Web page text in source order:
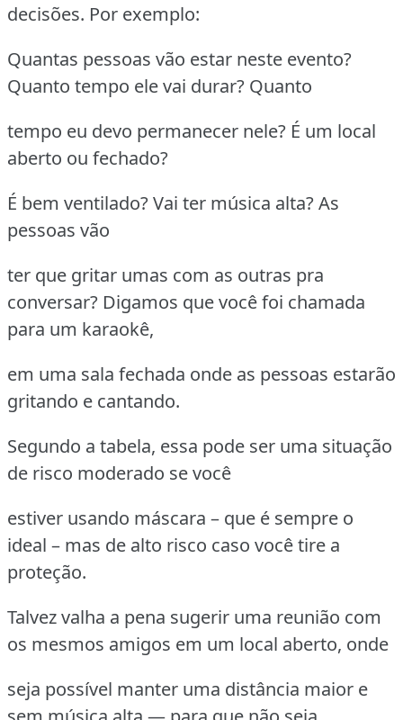
decisões. Por exemplo:
Quantas pessoas vão estar neste evento?
Quanto tempo ele vai durar? Quanto
tempo eu devo permanecer nele? É um local
aberto ou fechado?
É bem ventilado? Vai ter música alta? As
pessoas vão
ter que gritar umas com as outras pra
conversar? Digamos que você foi chamada
para um karaokê,
em uma sala fechada onde as pessoas estarão
gritando e cantando.
Segundo a tabela, essa pode ser uma situação
de risco moderado se você
estiver usando máscara – que é sempre o
ideal – mas de alto risco caso você tire a
proteção.
Talvez valha a pena sugerir uma reunião com
os mesmos amigos em um local aberto, onde
seja possível manter uma distância maior e